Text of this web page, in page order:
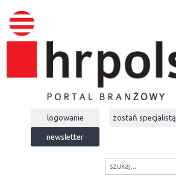
logowanie zostań specjalistą
newsletter